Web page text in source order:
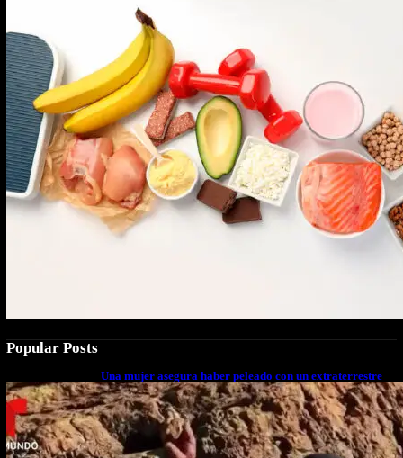
Popular Posts
Una mujer asegura haber peleado con un extraterrestre
cuerpo a cuerpo